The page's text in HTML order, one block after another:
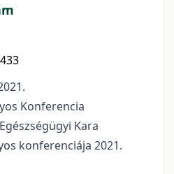
433
Konferencia
Kara
konferenciája 2021.